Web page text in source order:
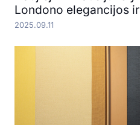
Londono elegancijos
2025.09.11